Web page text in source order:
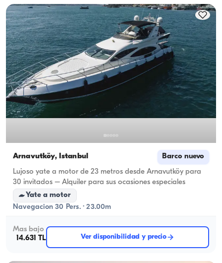
capacidad de alojamiento; para alquileres diurnos se
aplica la capacidad de navegación.
Arnavutköy, İstanbul Barco nuevo
Lujoso yate a motor de 23 metros desde Arnavutköy para
30 invitados – Alquiler para sus ocasiones especiales
Yate a motor
Navegacion 30 Pers. · 23.00m
Mas bajo
14.631 TL
Ver disponibilidad y precio